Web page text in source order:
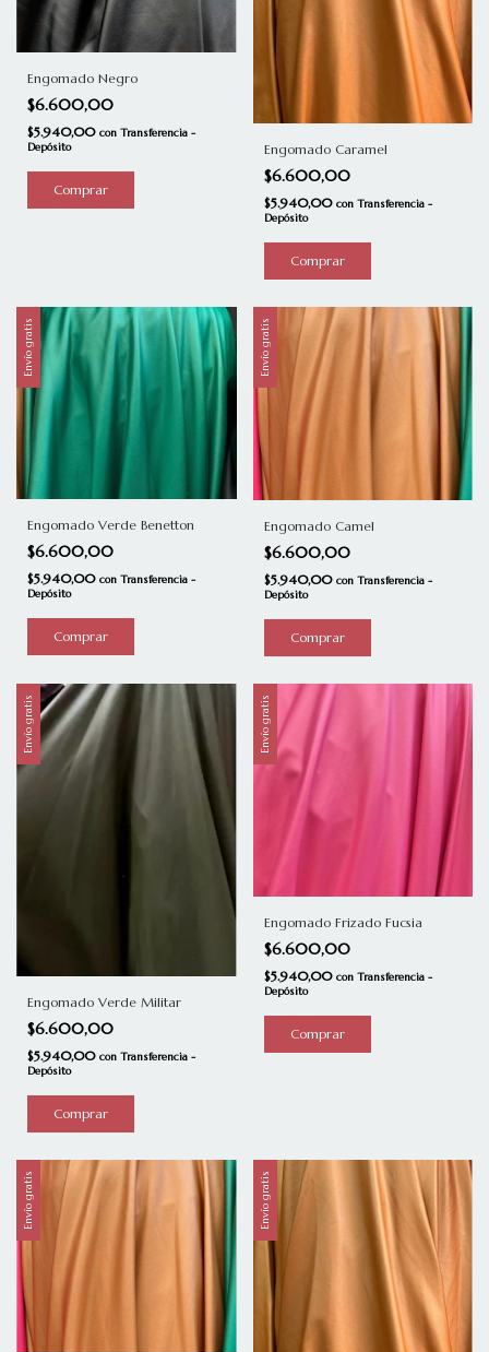
Engomado Negro
$6.600,00
$5.940,00 con Transferencia -
Depósito
Comprar
Engomado Caramel
$6.600,00
$5.940,00 con Transferencia -
Depósito
Comprar
Envío gratis
Engomado Verde Benetton
$6.600,00
$5.940,00 con Transferencia -
Depósito
Comprar
Envío gratis
Engomado Camel
$6.600,00
$5.940,00 con Transferencia -
Depósito
Comprar
Envío gratis
Engomado Verde Militar
$6.600,00
$5.940,00 con Transferencia -
Depósito
Comprar
Envío gratis
Engomado Frizado Fucsia
$6.600,00
$5.940,00 con Transferencia -
Depósito
Comprar
Envío gratis Envío gratis